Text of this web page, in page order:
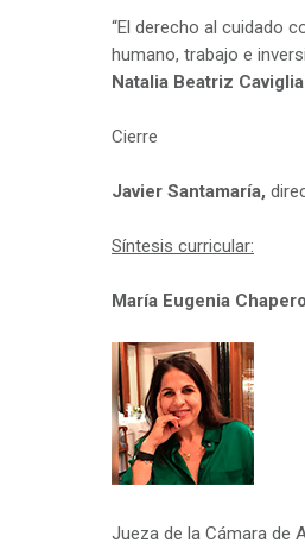
“El derecho al cuidado
humano, trabajo e
Natalia Beatriz Caviglia
Cierre
Javier Santamaría,
Síntesis curricular:
María Eugenia Chapero
Jueza de la Cámara de